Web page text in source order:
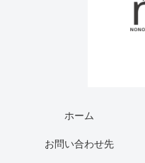
ホーム
お問い合わせ先